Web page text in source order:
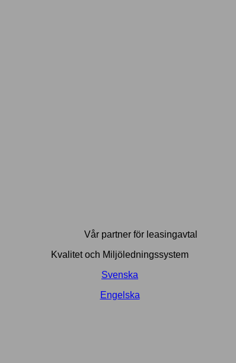
Vår partner för leasingavtal
Kvalitet och Miljöledningssystem
Svenska
Engelska